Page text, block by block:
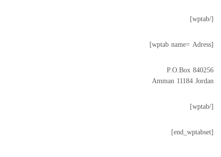
[/wptab]
[wptab name= Adress]
P.O.Box 840256
Amman 11184 Jordan
[/wptab]
[end_wptabset]